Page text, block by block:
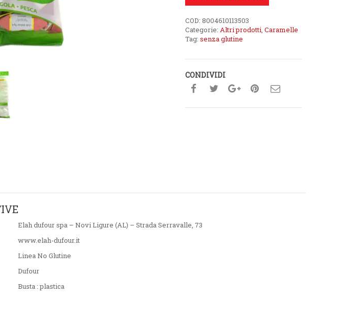
COD:8004610113503
Categorie:Altri prodotti,Caramelle
Tag:senza glutine
CONDIVIDI
Elah dufour spa – Novi Ligure (AL) – Strada Serravalle, 73
www.elah-dufour.it
Linea No Glutine
Dufour
Busta : plastica